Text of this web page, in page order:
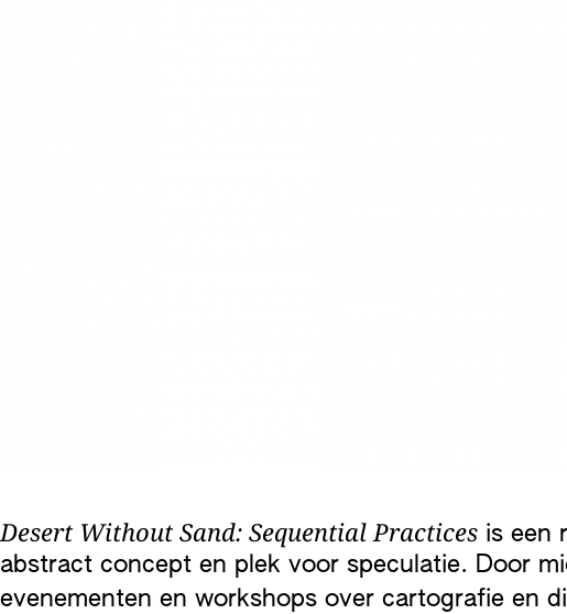
Desert Without Sand: Sequential Practices is een
abstract concept en plek voor speculatie. Door
evenementen en workshops over cartografie en